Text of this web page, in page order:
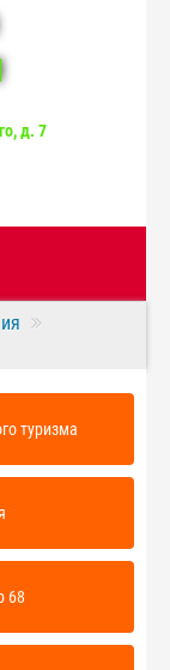
д. 7
туризма
68